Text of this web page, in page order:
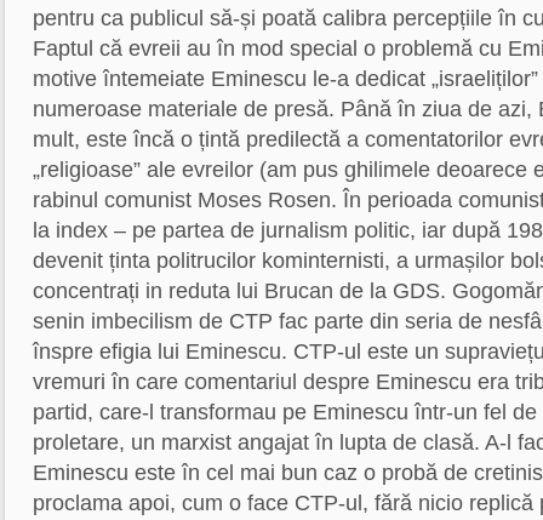
pentru ca publicul să-și poată calibra percepțiile în
Faptul că evreii au în mod special o problemă cu
motive întemeiate Eminescu le-a dedicat
numeroase materiale de presă. Până în ziua de azi,
mult, este încă o țintă predilectă a comentatorilor
„religioase” ale evreilor (am pus ghilimele deoarece
rabinul comunist Moses Rosen. În perioada
la index – pe partea de jurnalism politic, iar după
devenit ținta politrucilor kominternisti, a urmașilor
concentrați in reduta lui Brucan de la GDS.
senin imbecilism de CTP fac parte din seria de
înspre efigia lui Eminescu. CTP-ul este un
vremuri în care comentariul despre Eminescu era
partid, care-l transformau pe Eminescu într-un fel
proletare, un marxist angajat în lupta de clasă. A-l
Eminescu este în cel mai bun caz o probă de
proclama apoi, cum o face CTP-ul, fără nicio replică